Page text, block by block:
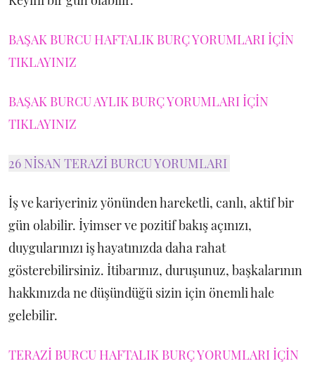
BAŞAK BURCU HAFTALIK BURÇ YORUMLARI İÇİN
TIKLAYINIZ
BAŞAK BURCU AYLIK BURÇ YORUMLARI İÇİN
TIKLAYINIZ
26 NİSAN TERAZİ BURCU YORUMLARI
İş ve kariyeriniz yönünden hareketli, canlı, aktif bir
gün olabilir. İyimser ve pozitif bakış açınızı,
duygularınızı iş hayatınızda daha rahat
gösterebilirsiniz. İtibarınız, duruşunuz, başkalarının
hakkınızda ne düşündüğü sizin için önemli hale
gelebilir.
TERAZİ BURCU HAFTALIK BURÇ YORUMLARI İÇİN